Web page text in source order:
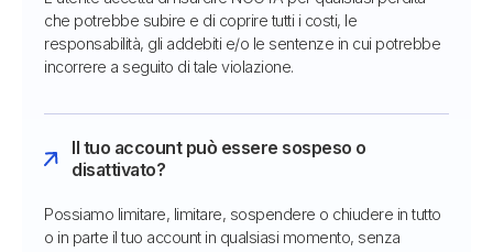
che potrebbe subire e di coprire tutti i costi, le
responsabilità, gli addebiti e/o le sentenze in cui potrebbe
incorrere a seguito di tale violazione.
Il tuo account può essere sospeso o
disattivato?
Possiamo limitare, limitare, sospendere o chiudere in tutto
o in parte il tuo account in qualsiasi momento, senza